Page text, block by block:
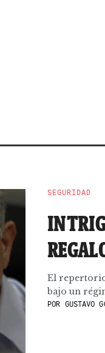
SEGURIDAD
El
bajo un
POR GUSTAVO